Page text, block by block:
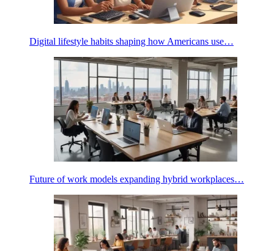
Digital lifestyle habits shaping how Americans use…
Future of work models expanding hybrid workplaces…